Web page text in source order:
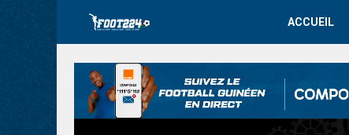
ACCUEIL